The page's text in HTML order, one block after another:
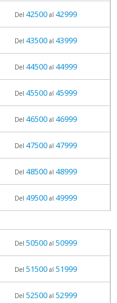
Del 42500al 42999
Del 43500al 43999
Del 44500al 44999
Del 45500al 45999
Del 46500al 46999
Del 47500al 47999
Del 48500al 48999
Del 49500al 49999
Del 50500al 50999
Del 51500al 51999
Del 52500al 52999